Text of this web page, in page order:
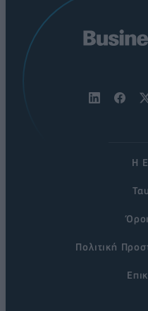
Η
Πολιτική